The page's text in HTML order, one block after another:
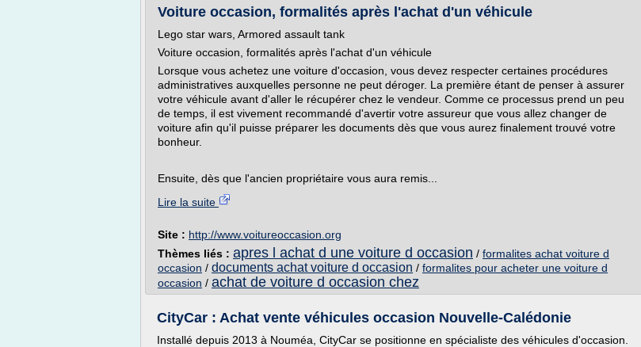
Voiture occasion, formalités après l'achat d'un véhicule
Lego star wars, Armored assault tank
Voiture occasion, formalités après l'achat d'un véhicule
Lorsque vous achetez une voiture d'occasion, vous devez respecter certaines procédures
administratives auxquelles personne ne peut déroger. La première étant de penser à assurer
votre véhicule avant d'aller le récupérer chez le vendeur. Comme ce processus prend un peu
de temps, il est vivement recommandé d'avertir votre assureur que vous allez changer de
voiture afin qu'il puisse préparer les documents dès que vous aurez finalement trouvé votre
bonheur.
Ensuite, dès que l'ancien propriétaire vous aura remis...
Lire la suite
Site : http://www.voitureoccasion.org
Thèmes liés : apres l achat d une voiture d occasion / formalites achat voiture d
occasion / documents achat voiture d occasion / formalites pour acheter une voiture d
occasion / achat de voiture d occasion chez
CityCar : Achat vente véhicules occasion Nouvelle-Calédonie
Installé depuis 2013 à Nouméa, CityCar se positionne en spécialiste des véhicules d'occasion.